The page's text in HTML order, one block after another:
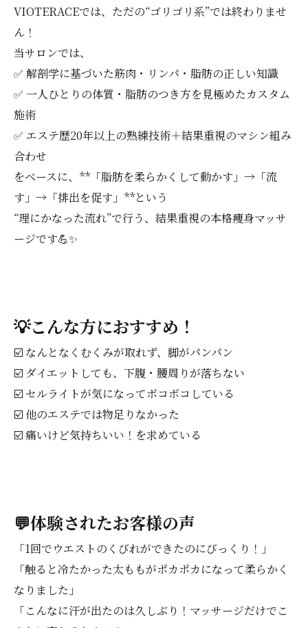
VIOTERACEでは、ただの“ゴリゴリ系”では終わりませ
ん！
当サロンでは、
✅ 解剖学に基づいた筋肉・リンパ・脂肪の正しい知識
✅ 一人ひとりの体質・脂肪のつき方を見極めたカスタム
施術
✅ エステ歴20年以上の熟練技術＋結果重視のマシン組み
合わせ
をベースに、**「脂肪を柔らかくして動かす」→「流
す」→「排出を促す」**という
“理にかなった流れ”で行う、結果重視の本格痩身マッサ
ージです💪✨
💡こんな方におすすめ！
☑️ なんとなくむくみが取れず、脚がパンパン
☑️ ダイエットしても、下腹・腰周りが落ちない
☑️ セルライトが気になってボコボコしている
☑️ 他のエステでは物足りなかった
☑️ 痛いけど気持ちいい！を求めている
💬体験されたお客様の声
「1回でウエストのくびれができたのにびっくり！」
「触ると冷たかった太ももがポカポカになって柔らかく
なりました」
「こんなに汗が出たのは久しぶり！マッサージだけでこ